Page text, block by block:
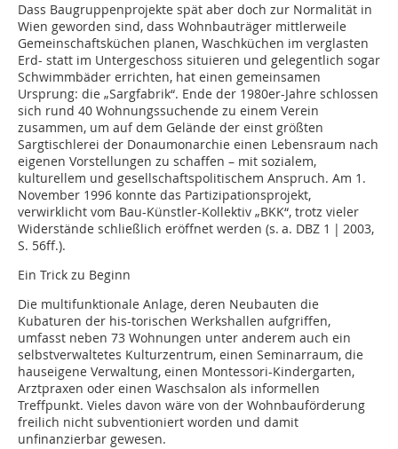
Dass Baugruppenprojekte spät aber doch zur Normalität in
Wien geworden sind, dass Wohnbauträger mittlerweile
Gemeinschaftsküchen planen, Waschküchen im verglasten
Erd- statt im Untergeschoss situieren und gelegentlich sogar
Schwimmbäder errichten, hat einen gemeinsamen
Ursprung: die „Sargfabrik“. Ende der 1980er-Jahre schlossen
sich rund 40 Wohnungssuchende zu einem Verein
zusammen, um auf dem Gelände der einst größten
Sargtischlerei der Donaumonarchie einen Lebensraum nach
eigenen Vorstellungen zu schaffen – mit sozialem,
kulturellem und gesellschaftspolitischem Anspruch. Am 1.
November 1996 konnte das Partizipationsprojekt,
verwirklicht vom Bau-Künstler-Kollektiv „BKK“, trotz vieler
Widerstände schließlich eröffnet werden (s. a. DBZ 1 | 2003,
S. 56ff.).
Ein Trick zu Beginn
Die multifunktionale Anlage, deren Neubauten die
Kubaturen der his-torischen Werkshallen aufgriffen,
umfasst neben 73 Wohnungen unter anderem auch ein
selbstverwaltetes Kulturzentrum, einen Seminarraum, die
hauseigene Verwaltung, einen Montessori-Kindergarten,
Arztpraxen oder einen Waschsalon als informellen
Treffpunkt. Vieles davon wäre von der Wohnbauförderung
freilich nicht subventioniert worden und damit
unfinanzierbar gewesen.